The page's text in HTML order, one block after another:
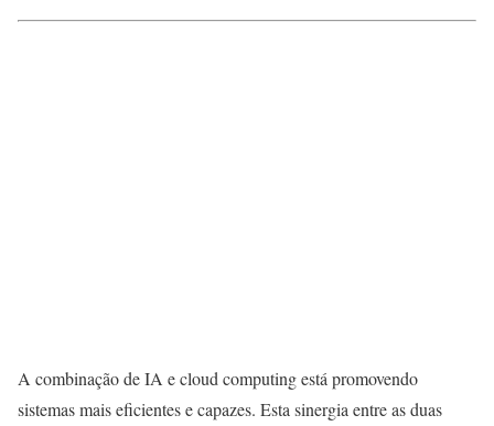
A combinação de IA e cloud computing está promovendo
sistemas mais eficientes e capazes. Esta sinergia entre as duas